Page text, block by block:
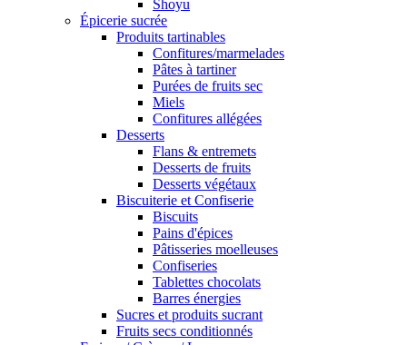
Shoyu
Épicerie sucrée
Produits tartinables
Confitures/marmelades
Pâtes à tartiner
Purées de fruits sec
Miels
Confitures allégées
Desserts
Flans & entremets
Desserts de fruits
Desserts végétaux
Biscuiterie et Confiserie
Biscuits
Pains d'épices
Pâtisseries moelleuses
Confiseries
Tablettes chocolats
Barres énergies
Sucres et produits sucrant
Fruits secs conditionnés